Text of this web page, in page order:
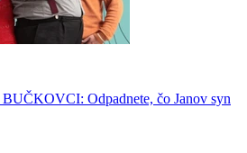
Odpadnete, čo Janov syn